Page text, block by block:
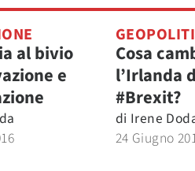
al bivio
e
Cosa
l’Irlanda
#Brexit?
di Irene
24 Giugno